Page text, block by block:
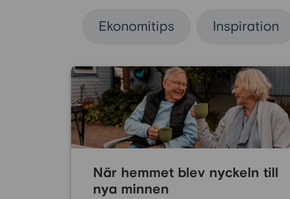
Ekonomitips Inspiration
När hemmet blev nyckeln till
nya minnen